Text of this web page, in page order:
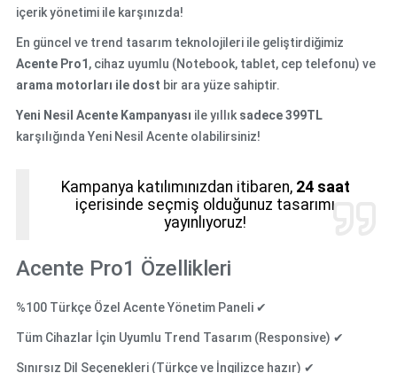
içerik yönetimi ile karşınızda!
En güncel ve trend tasarım teknolojileri ile geliştirdiğimiz
Acente Pro1 , cihaz uyumlu (Notebook, tablet, cep telefonu) ve
arama motorları ile dost bir ara yüze sahiptir.
Yeni Nesil Acente Kampanyası ile yıllıksadece 399TL
karşılığında Yeni Nesil Acente olabilirsiniz!
Kampanya katılımınızdan itibaren, 24 saat
içerisinde seçmiş olduğunuz tasarımı
yayınlıyoruz!
Acente Pro1 Özellikleri
%100 Türkçe Özel Acente Yönetim Paneli ✔
Tüm Cihazlar İçin Uyumlu Trend Tasarım (Responsive) ✔
Sınırsız Dil Seçenekleri (Türkçe ve İngilizce hazır) ✔